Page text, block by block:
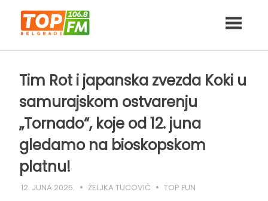
content
Tim Rot i japanska zvezda Koki u
samurajskom ostvarenju
„Tornado“, koje od 12. juna
gledamo na bioskopskom
platnu!
12. JUNA 2025. ŽELJKA TUCOVIĆ TOP FUN